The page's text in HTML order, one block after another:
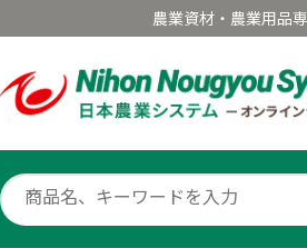
農業資材・農業用品